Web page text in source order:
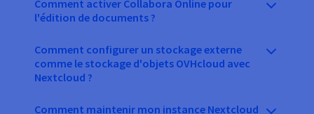
Comment activer Collabora Online pour
l'édition de documents ?
Comment configurer un stockage externe
comme le stockage d'objets OVHcloud avec
Nextcloud ?
Comment maintenir mon instance Nextcloud